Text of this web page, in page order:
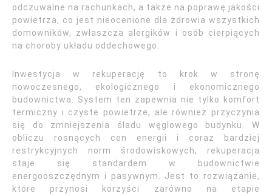
odczuwalne na rachunkach, a także na poprawę jakości
powietrza, co jest nieocenione dla zdrowia wszystkich
domowników, zwłaszcza alergików i osób cierpiących
na choroby układu oddechowego.
Inwestycja w rekuperację to krok w stronę
nowoczesnego, ekologicznego i ekonomicznego
budownictwa. System ten zapewnia nie tylko komfort
termiczny i czyste powietrze, ale również przyczynia
się do zmniejszenia śladu węglowego budynku. W
obliczu rosnących cen energii i coraz bardziej
restrykcyjnych norm środowiskowych, rekuperacja
staje się standardem w budownictwie
energooszczędnym i pasywnym. Jest to rozwiązanie,
które przynosi korzyści zarówno na etapie